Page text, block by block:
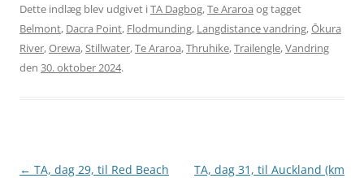
Dette indlæg blev udgivet iTA Dagbog,Te Araroa og tagget
Belmont, Dacra Point, Flodmunding, Langdistance vandring,Ōkura
River,Orewa,Stillwater,Te Araroa,Thruhike,Trailengle,Vandring
den 30. oktober 2024.
Indlægsnavigation
← TA, dag 29, til Red Beach
TA, dag 31, til Auckland (km